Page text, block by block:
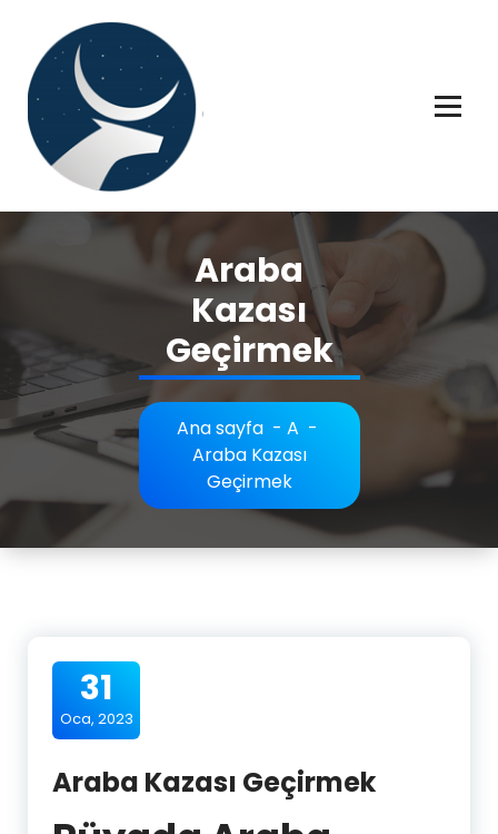
Araba
Kazası
Geçirmek
Ana sayfa- A -
Araba Kazası
Geçirmek
31
Oca, 2023
Araba Kazası Geçirmek